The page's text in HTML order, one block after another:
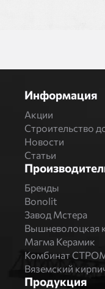
Информация
Акции
Строительство
Новости
Статьи
Бренды
Bonolit
Завод Мстера
Вышневолоцкая
Магма Керамик
Комбинат
Вяземский
Продукция